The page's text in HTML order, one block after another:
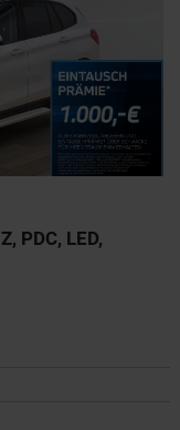
PDC, LED,